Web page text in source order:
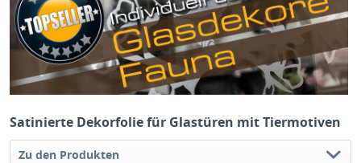
Satinierte Dekorfolie für Glastüren mit Tiermotiven
Zu den Produkten